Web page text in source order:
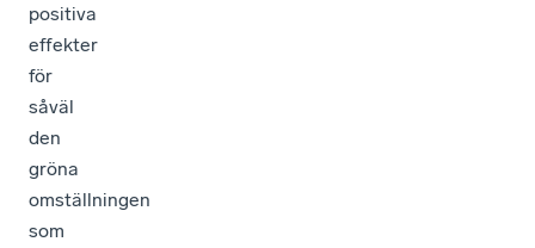
positiva
effekter
för
såväl
den
gröna
omställningen
som